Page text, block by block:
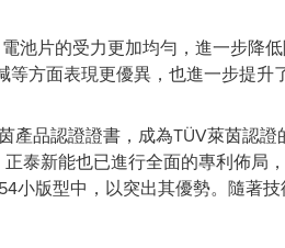
池片的受力更加均勻，進一步降
方面表現更優異，也進一步提升
產品認證證書，成為TÜV萊茵認證
泰新能也已進行全面的專利佈局
小版型中，以突出其優勢。隨著